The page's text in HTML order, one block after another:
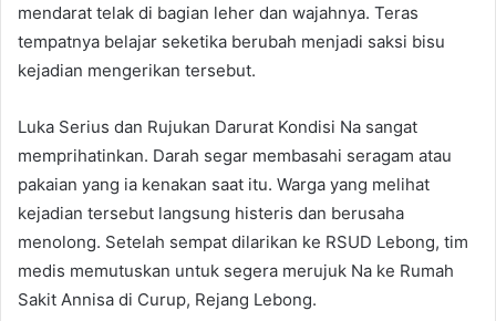
mendarat telak di bagian leher dan wajahnya. Teras
tempatnya belajar seketika berubah menjadi saksi bisu
kejadian mengerikan tersebut.
Luka Serius dan Rujukan Darurat Kondisi Na sangat
memprihatinkan. Darah segar membasahi seragam atau
pakaian yang ia kenakan saat itu. Warga yang melihat
kejadian tersebut langsung histeris dan berusaha
menolong. Setelah sempat dilarikan ke RSUD Lebong, tim
medis memutuskan untuk segera merujuk Na ke Rumah
Sakit Annisa di Curup, Rejang Lebong.